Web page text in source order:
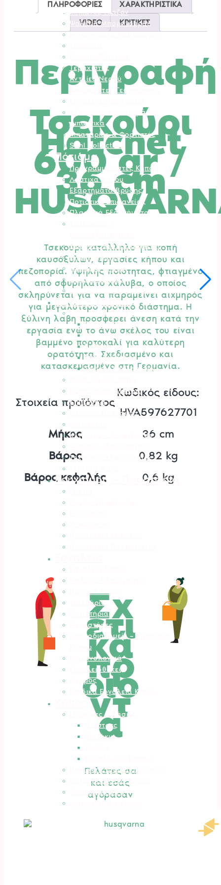
ΠΛΗΡΟΦΟΡΙΕΣ
ΧΑΡΑΚΤΗΡΙΣΤΙΚΑ
VIDEO
ΚΡΙΤΙΚΕΣ
Περιγραφή
Τσεκούρι
Hatchet
600 gr /
36 cm
Τσεκούρι κατάλληλο για κοπή
καυσόξυλων, εργασίες κήπου και
πεζοπορία. Υψηλής ποιότητας, φτιαγμένο
από σφυρήλατο χάλυβα, ο οποίος
σκληρύνεται για να παραμείνει αιχμηρός
για μεγαλύτερο χρονικό διάστημα. Η
ξύλινη λαβή προσφέρει άνεση κατά την
εργασία ενώ το άνω σκέλος του είναι
βαμμένο πορτοκαλί για καλύτερη
ορατότητα. Σχεδιασμένο και
κατασκευασμένο στη Γερμανία.
Στοιχεία προϊόντος
Κωδικός είδους:
HVA597627701
Μήκος
36 cm
Βάρος
0,82 kg
Βάρος κεφαλής
0,6 kg
Σχ
ετι
κά
πρ
οϊό
ντ
α
Πελάτες σα
και εσάς
αγόρασαν
Μηχανές Γκαζόν
Ψαλίδια Μπορντούρας
Μηχανήματα Καθαρισμού
Τεμαχιστές
Αντλίες Νερού
Αρμοκόφτες Γεωτρύπανα
Αξεσουάρ Μηχανημάτων
Λιπαντικά
Μπαταρίες & Φορτιστές
Stihl Collection
Πότισμα
Προγραμματιστές Κήπου
Λάστιχα Κήπου
Εξαρτήματα Βρύσης
Ποτιστικά Επιφανείας
Πλαστικά Εξαρτήματα
Σωλήνες Αυτ. Ποτίσματος
Ηλεκτροβάνες
Καλώδια Κήπου
Φρεάτια Κήπου
Ορειχάλκινα Εξαρτήματα
Φυτά – Σπόροι
Σπόροι – Βολβοί
Σπόροι Κηπευτικών
Βιολογικοί Σπόροι
Βολβοί
Σπόροι Γκαζόν
Σπόροι Λουλουδιών
Καρποφόρα Δέντρα
Κηπευτικά
Κάκτοι – Παχύφυτα
Κλήματα – SuperFoods
Τεχνητός Χλοοτάπητας
Ρουχισμός – Προστασία
Τσεκούρια
Ποτιστήρια
Ψεκαστήρες
Σποροδιανομείς – Καρότσια
Κήπου
Μηχανολογικά
Εργαλειοθήκες
Θερμός
Παιδικά Εργαλεία Κήπου
Γλάστρες – Βάσεις
Γλάστρες
Πιατάκια
Προϊόντα Δημόσιας Υγείας
Φυτοπροστασία Κήπου
Ψησταριές BBQ
Διακοσμητικά Κήπου